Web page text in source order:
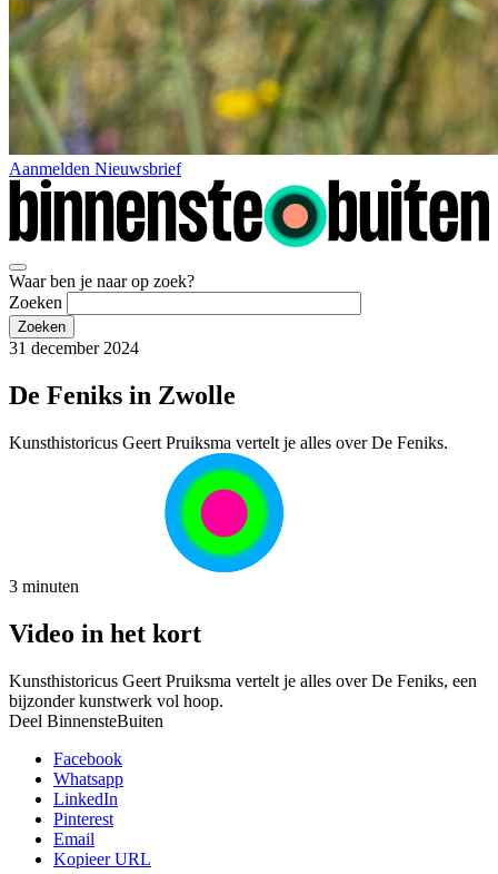
Aanmelden Nieuwsbrief
Waar ben je naar op zoek?
Zoeken
31 december 2024
De Feniks in Zwolle
Kunsthistoricus Geert Pruiksma vertelt je alles over De Feniks.
3 minuten
Video in het kort
Kunsthistoricus Geert Pruiksma vertelt je alles over De Feniks, een
bijzonder kunstwerk vol hoop.
Deel BinnensteBuiten
Facebook
Whatsapp
LinkedIn
Pinterest
Email
Kopieer URL